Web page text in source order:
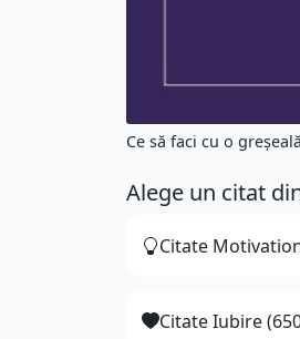
Ce să faci cu o
Alege un citat
Citate
Citate Iubire